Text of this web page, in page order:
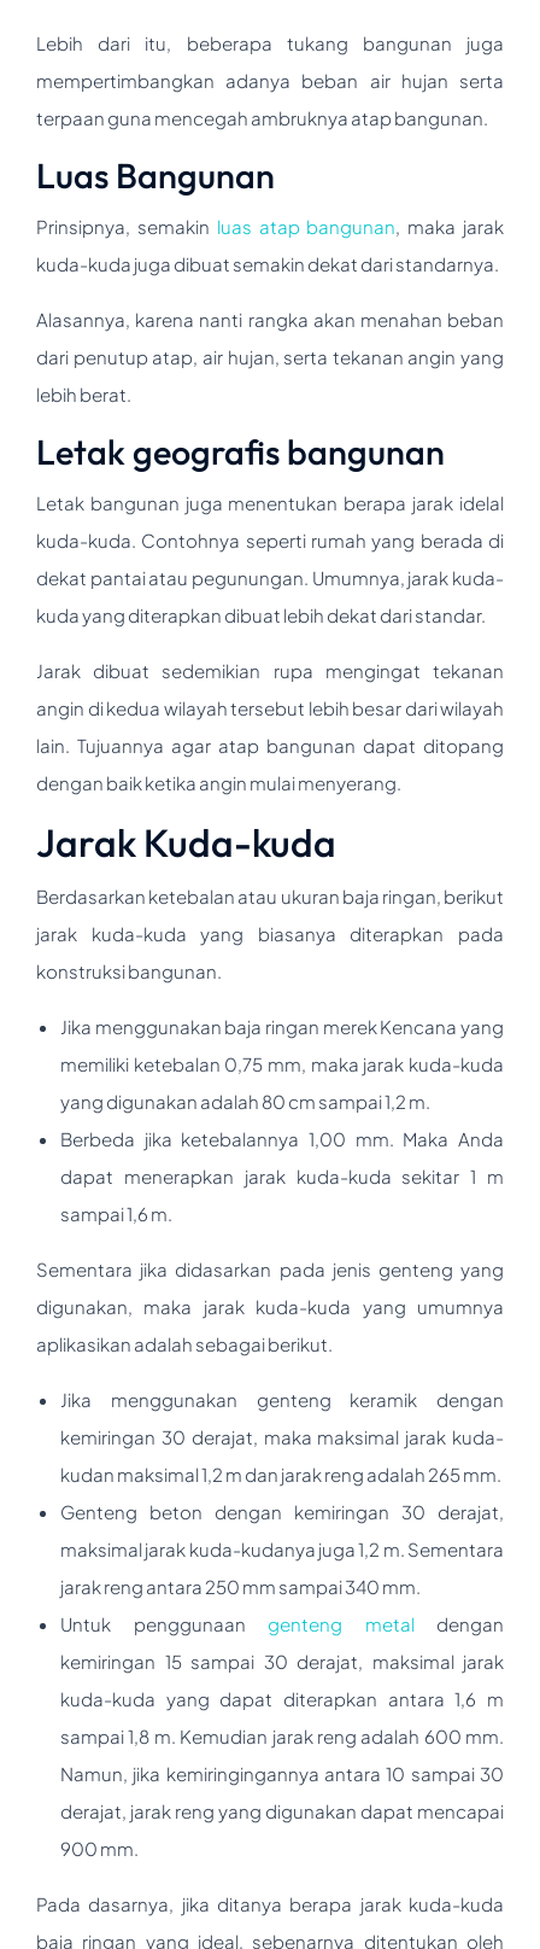
Lebih dari itu, beberapa tukang bangunan juga
mempertimbangkan adanya beban air hujan serta
terpaan guna mencegah ambruknya atap bangunan.
Luas Bangunan
Prinsipnya, semakin luas atap bangunan, maka jarak
kuda-kuda juga dibuat semakin dekat dari standarnya.
Alasannya, karena nanti rangka akan menahan beban
dari penutup atap, air hujan, serta tekanan angin yang
lebih berat.
Letak geografis bangunan
Letak bangunan juga menentukan berapa jarak idelal
kuda-kuda. Contohnya seperti rumah yang berada di
dekat pantai atau pegunungan. Umumnya, jarak kuda-
kuda yang diterapkan dibuat lebih dekat dari standar.
Jarak dibuat sedemikian rupa mengingat tekanan
angin di kedua wilayah tersebut lebih besar dari wilayah
lain. Tujuannya agar atap bangunan dapat ditopang
dengan baik ketika angin mulai menyerang.
Jarak Kuda-kuda
Berdasarkan ketebalan atau ukuran baja ringan, berikut
jarak kuda-kuda yang biasanya diterapkan pada
konstruksi bangunan.
Jika menggunakan baja ringan merek Kencana yang
memiliki ketebalan 0,75 mm, maka jarak kuda-kuda
yang digunakan adalah 80 cm sampai 1,2 m.
Berbeda jika ketebalannya 1,00 mm. Maka Anda
dapat menerapkan jarak kuda-kuda sekitar 1 m
sampai 1,6 m.
Sementara jika didasarkan pada jenis genteng yang
digunakan, maka jarak kuda-kuda yang umumnya
aplikasikan adalah sebagai berikut.
Jika menggunakan genteng keramik dengan
kemiringan 30 derajat, maka maksimal jarak kuda-
kudan maksimal 1,2 m dan jarak reng adalah 265 mm.
Genteng beton dengan kemiringan 30 derajat,
maksimal jarak kuda-kudanya juga 1,2 m. Sementara
jarak reng antara 250 mm sampai 340 mm.
Untuk penggunaan genteng metaldengan
kemiringan 15 sampai 30 derajat, maksimal jarak
kuda-kuda yang dapat diterapkan antara 1,6 m
sampai 1,8 m. Kemudian jarak reng adalah 600 mm.
Namun, jika kemiringingannya antara 10 sampai 30
derajat, jarak reng yang digunakan dapat mencapai
900 mm.
Pada dasarnya, jika ditanya berapa jarak kuda-kuda
baja ringan yang ideal, sebenarnya ditentukan oleh